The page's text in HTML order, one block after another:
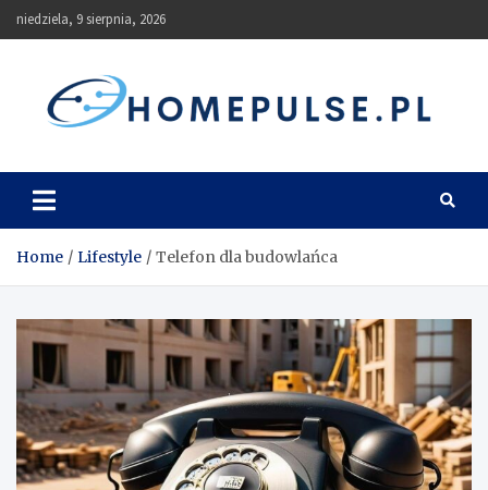
Skip
to
niedziela, 9 sierpnia, 2026
homepulse.pl
Home Lifestyle Telefon dla budowlańca